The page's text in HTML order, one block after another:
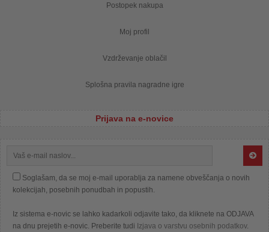
Postopek nakupa
Moj profil
Vzdrževanje oblačil
Splošna pravila nagradne igre
Prijava na e-novice
Soglašam, da se moj e-mail uporablja za namene obveščanja o novih
kolekcijah, posebnih ponudbah in popustih.
Iz sistema e-novic se lahko kadarkoli odjavite tako, da kliknete na ODJAVA
na dnu prejetih e-novic. Preberite tudi Izjava o varstvu osebnih podatkov.